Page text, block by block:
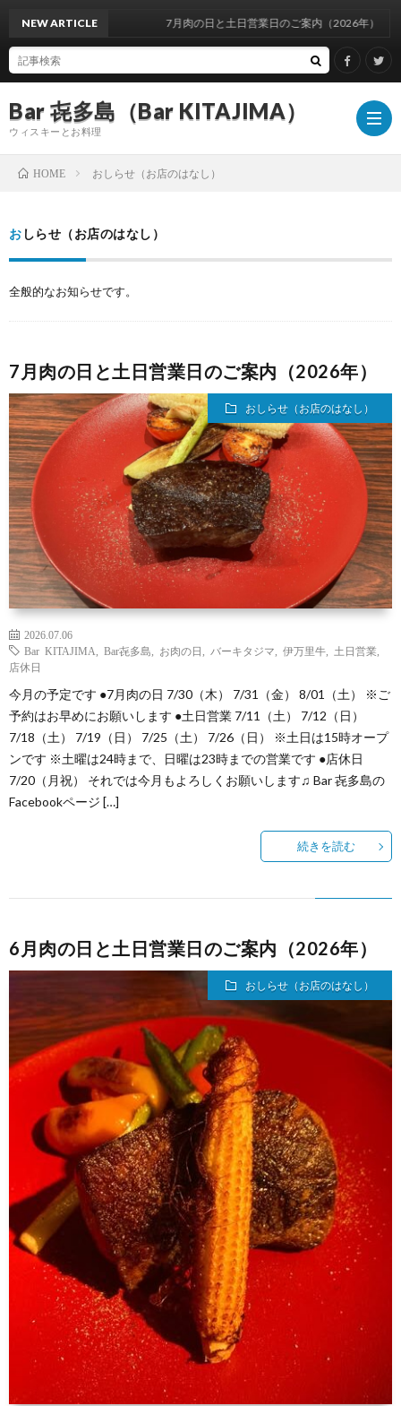
Bar 㐂多島（Bar KITAJIMA）
ウィスキーとお料理
し
店
の
は
な
し）
イ
キ
ー
の
つ
く
り
ス
キ
ー
の
お
は
ィ
ス
キ
ー
の
ご
う
か
マ
ッ
プ・
営
業
時
NEW ARTICLE 7月肉の日と土日営業日のご案内（2026年）
HOME おしらせ（お店のはなし）
おしらせ（お店のはなし）
全般的なお知らせです。
7月肉の日と土日営業日のご案内（2026年）
おしらせ（お店のはなし）
2026.07.06
Bar KITAJIMA
Bar㐂多島 お肉の日 バーキタジマ 伊万里牛 土日営業
店休日
今月の予定です ●7月肉の日 7/30（木） 7/31（金） 8/01（土） ※ご
予約はお早めにお願いします ●土日営業 7/11（土） 7/12（日）
7/18（土） 7/19（日） 7/25（土） 7/26（日） ※土日は15時オープ
ンです ※土曜は24時まで、日曜は23時までの営業です ●店休日
7/20（月祝） それでは今月もよろしくお願いします♫ Bar 㐂多島の
Facebookページ […]
続きを読む
6月肉の日と土日営業日のご案内（2026年）
おしらせ（お店のはなし）